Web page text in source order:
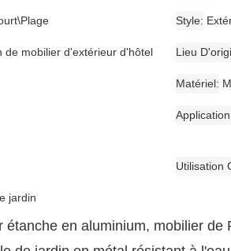
Style
de mobilier d'extérieur d'hôtel Lieu
Matériel
Application
Utilisation
jardin